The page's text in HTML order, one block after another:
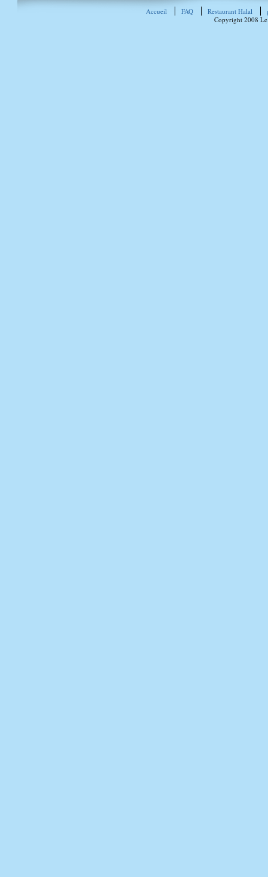
Accueil FAQ Restaurant Halal
Copyright 2008